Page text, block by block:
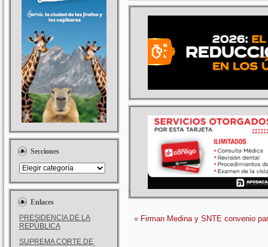
Secciones
Enlaces
PRESIDENCIA DE LA
REPÚBLICA
SUPREMA CORTE DE
« Firman Medina y SNTE convenio